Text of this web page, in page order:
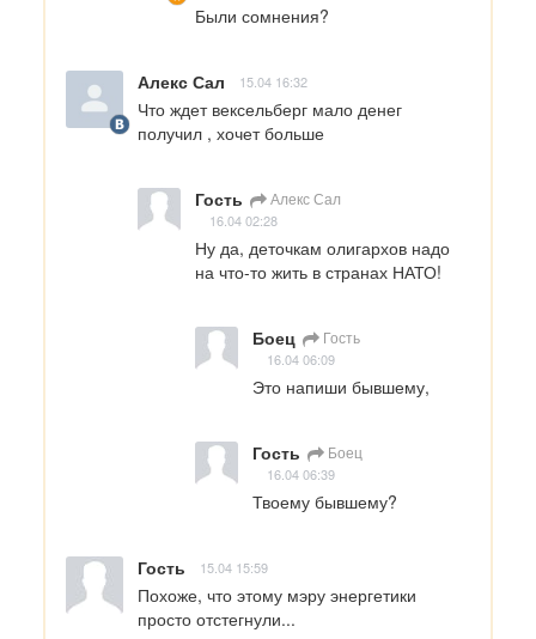
Были сомнения?
Алекс Сал 15.04 16:32
Что ждет вексельберг мало денег
получил , хочет больше
Гость Алекс Сал
16.04 02:28
Ну да, деточкам олигархов надо
на что-то жить в странах НАТО!
Боец Гость
16.04 06:09
Это напиши бывшему,
Гость Боец
16.04 06:39
Твоему бывшему?
Гость 15.04 15:59
Похоже, что этому мэру энергетики
просто отстегнули...